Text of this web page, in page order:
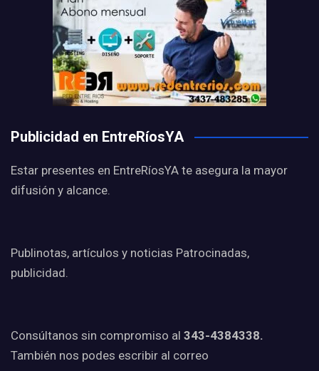
Publicidad en EntreRíosYA
Estar presentes en EntreRíosYA te asegura la mayor
difusión y alcance.
Publinotas, artículos y noticias Patrocinadas,
publicidad.
Consúltanos sin compromiso al 343-4384338.
También nos podes escribir al correo